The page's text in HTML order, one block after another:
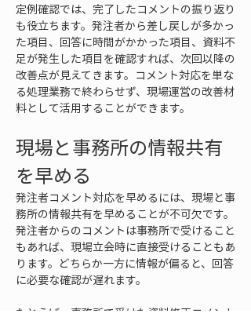
定例確認では、完了したコメントの振り返り
も役立ちます。発注者から差し戻しが多かっ
た項目、回答に時間がかかった項目、資料不
足が発生した項目を確認すれば、次回以降の
改善点が見えてきます。コメント対応を単な
る処理業務で終わらせず、現場運営の改善材
料として活用することができます。
現場と事務所の情報共有
を早める
発注者コメント対応を早めるには、現場と事
務所の情報共有を早めることが不可欠です。
発注者からのコメントは事務所で受けること
もあれば、現場立会時に直接受けることもあ
ります。どちらか一方に情報が偏ると、回答
に必要な確認が遅れます。
たとえば、事務所で受けた資料修正コメント